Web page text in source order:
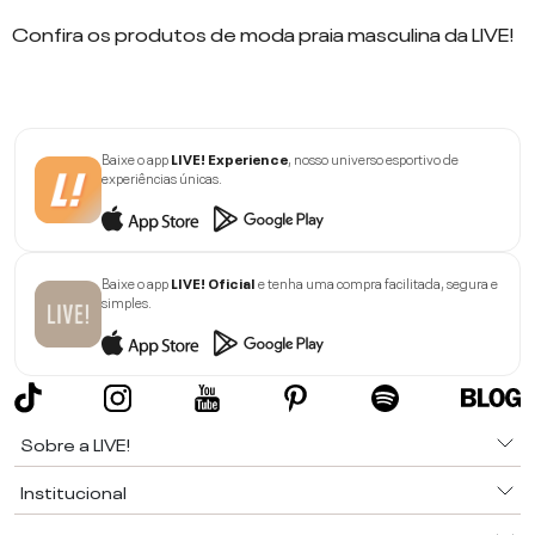
Confira os produtos de moda praia masculina da LIVE!
Baixe o appLIVE! Experience, nosso universo esportivo de
experiências únicas.
Baixe o appLIVE! Oficiale tenha uma compra facilitada, segura e
simples.
Sobre a LIVE!
Institucional